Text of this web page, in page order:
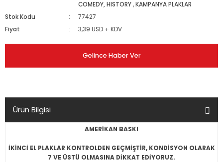
COMEDY, HISTORY ,KAMPANYA PLAKLAR
Stok Kodu
77427
Fiyat
3,39 USD + KDV
Gelince Haber Ver
Ürün Bilgisi
AMERİKAN BASKI
İKİNCİ EL PLAKLAR KONTROLDEN GEÇMİŞTİR, KONDİSYON OLARAK
7 VE ÜSTÜ OLMASINA DİKKAT EDİYORUZ.